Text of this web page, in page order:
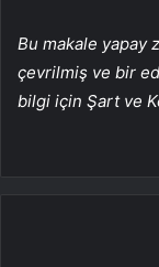
Bu makale yapay
çevrilmiş ve bir
bilgi için Şart ve